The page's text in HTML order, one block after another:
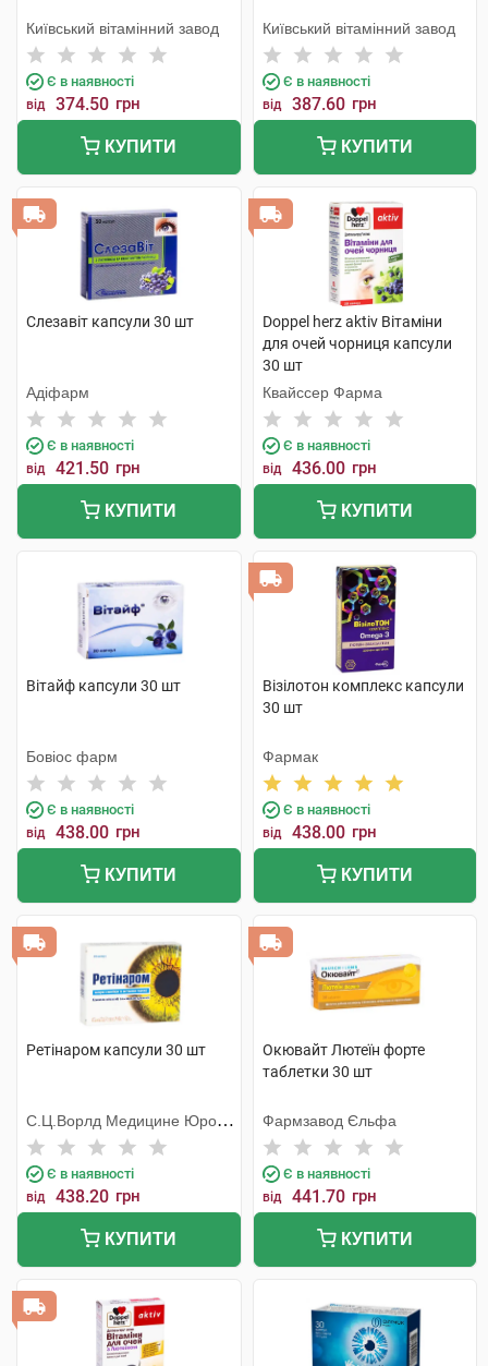
Київський вітамінний завод
Є в наявності
від 374.50 грн
КУПИТИ
Київський вітамінний завод
Є в наявності
від 387.60 грн
КУПИТИ
Слезавіт капсули 30 шт
Адіфарм
Є в наявності
від 421.50 грн
КУПИТИ
Doppel herz aktiv Вітаміни
для очей чорниця капсули
30 шт
Квайссер Фарма
Є в наявності
від 436.00 грн
КУПИТИ
Вітайф капсули 30 шт
Бовіос фарм
Є в наявності
від 438.00 грн
КУПИТИ
Візілотон комплекс капсули
30 шт
Фармак
Є в наявності
від 438.00 грн
КУПИТИ
Ретінаром капсули 30 шт
С.Ц.Ворлд Медицине Юропе
С.Р.Л.
Є в наявності
від 438.20 грн
КУПИТИ
Окювайт Лютеїн форте
таблетки 30 шт
Фармзавод Єльфа
Є в наявності
від 441.70 грн
КУПИТИ